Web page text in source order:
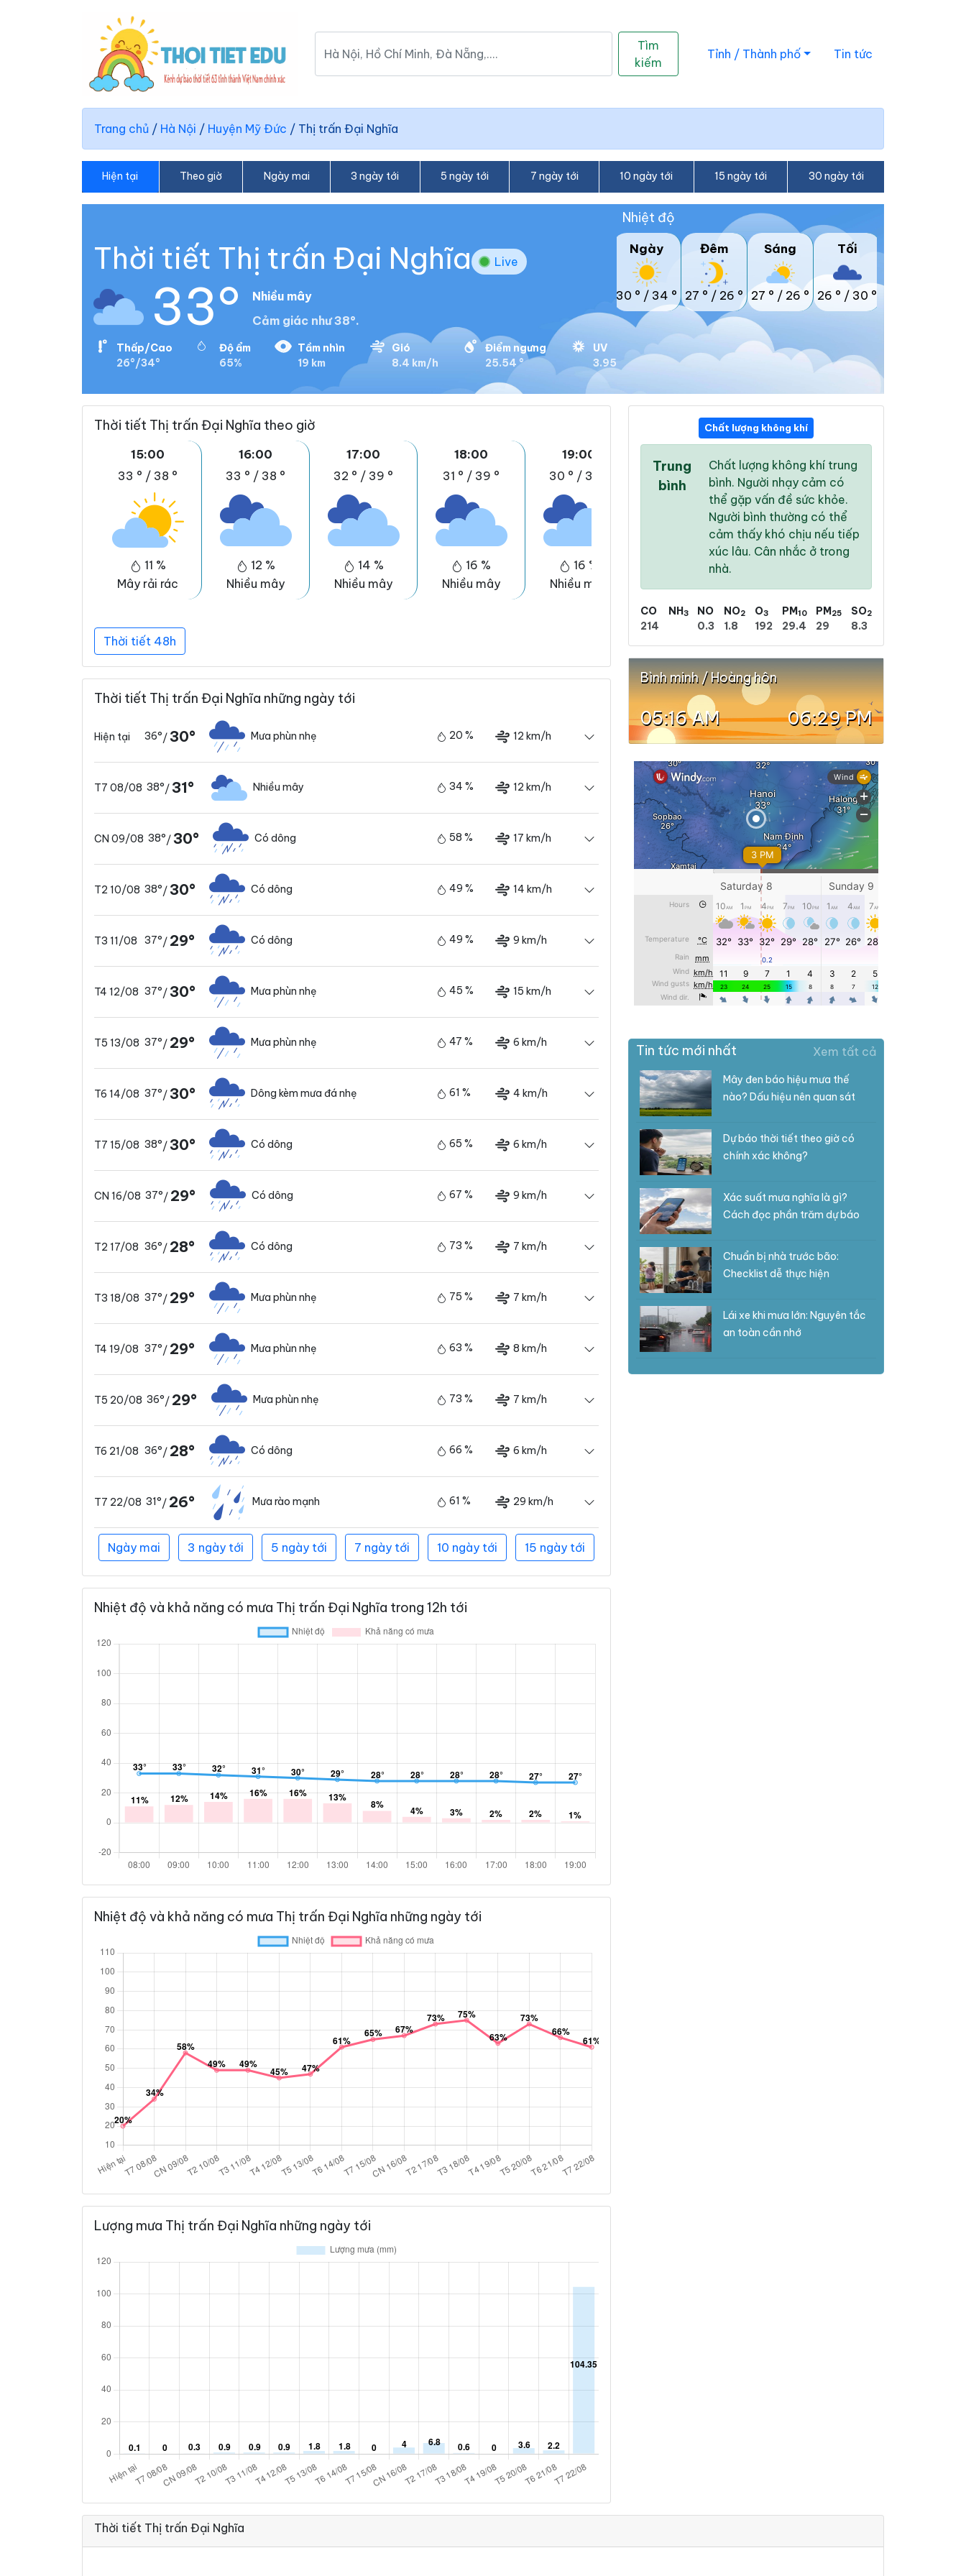
Tìm
kiếm
Tỉnh / Thành phố Tin tức
Trang chủ / Hà Nội / Huyện Mỹ Đức / Thị trấn Đại Nghĩa
Hiện tại Theo giờ Ngày mai 3 ngày tới 5 ngày tới 7 ngày tới 10 ngày tới 15 ngày tới 30 ngày tới
Thời tiết Thị trấn Đại Nghĩa Live
33°
Nhiều mây
Cảm giác như 38°.
Thấp/Cao
26°/34°
Độ ẩm
65%
Tầm nhìn
19 km
Gió
8.4 km/h
Điểm ngưng
25.54 °
UV
3.95
Nhiệt độ
Ngày
30 ° / 34 °
Đêm
27 ° / 26 °
Sáng
27 ° / 26 °
Tối
26 ° / 30 °
Thời tiết Thị trấn Đại Nghĩa theo giờ
15:00
33 ° / 38 °
11 %
Mây rải rác
16:00
33 ° / 38 °
12 %
Nhiều mây
17:00
32 ° / 39 °
14 %
Nhiều mây
18:00
31 ° / 39 °
16 %
Nhiều mây
19:00
30 ° / 37 °
16 %
Nhiều mây
29 °/ 36 °
28 °
35 °
Thời tiết 48h
Thời tiết Thị trấn Đại Nghĩa những ngày tới
Hiện tại 36°/30° Mưa phùn nhẹ 20 % 12 km/h
T7 08/08 38°/31° Nhiều mây 34 % 12 km/h
CN 09/08 38°/30° Có dông 58 % 17 km/h
T2 10/08 38°/30° Có dông 49 % 14 km/h
T3 11/08 37°/ 29° Có dông 49 % 9 km/h
T4 12/08 37°/30° Mưa phùn nhẹ 45 % 15 km/h
T5 13/08 37°/ 29° Mưa phùn nhẹ 47 % 6 km/h
T6 14/08 37°/30° Dông kèm mưa đá nhẹ 61 % 4 km/h
T7 15/08 38°/30° Có dông 65 % 6 km/h
CN 16/08 37°/ 29° Có dông 67 % 9 km/h
T2 17/08 36°/ 28° Có dông 73 % 7 km/h
T3 18/08 37°/ 29° Mưa phùn nhẹ 75 % 7 km/h
T4 19/08 37°/ 29° Mưa phùn nhẹ 63 % 8 km/h
T5 20/08 36°/ 29° Mưa phùn nhẹ 73 % 7 km/h
T6 21/08 36°/ 28° Có dông 66 % 6 km/h
T7 22/08 31°/ 26° Mưa rào mạnh 61 % 29 km/h
Ngày mai 3 ngày tới 5 ngày tới 7 ngày tới 10 ngày tới 15 ngày tới
Nhiệt độ và khả năng có mưa Thị trấn Đại Nghĩa trong 12h tới
Nhiệt độ và khả năng có mưa Thị trấn Đại Nghĩa những ngày tới
Lượng mưa Thị trấn Đại Nghĩa những ngày tới
Chất lượng không khí
Trung
bình
Chất lượng không khí trung
bình. Người nhạy cảm có
thể gặp vấn đề sức khỏe.
Người bình thường có thể
cảm thấy khó chịu nếu tiếp
xúc lâu. Cân nhắc ở trong
nhà.
CO
214
NH3
NO
0.3
NO2
1.8
O3
192
PM10
29.4
PM25
29
SO2
8.3
Bình minh / Hoàng hôn
05:16 AM 06:29 PM
Tin tức mới nhất Xem tất cả
Mây đen báo hiệu mưa thế
nào? Dấu hiệu nên quan sát
Dự báo thời tiết theo giờ có
chính xác không?
Xác suất mưa nghĩa là gì?
Cách đọc phần trăm dự báo
Chuẩn bị nhà trước bão:
Checklist dễ thực hiện
Lái xe khi mưa lớn: Nguyên tắc
an toàn cần nhớ
Thời tiết Thị trấn Đại Nghĩa